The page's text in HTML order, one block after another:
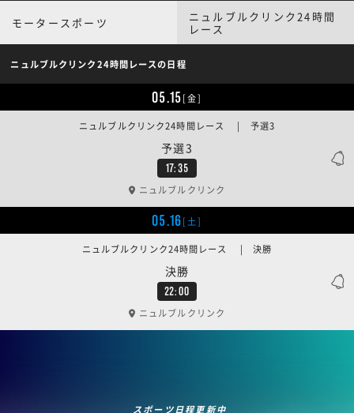
モータースポーツ
ニュルブルクリンク24時間
レース
ニュルブルクリンク24時間レースの日程
05.15[金]
17:35
予選3
ニュルブルクリンク24時間レース | 予選3
ニュルブルクリンク
05.16[土]
22:00
決勝
ニュルブルクリンク24時間レース | 決勝
ニュルブルクリンク
スポーツ日程更新中